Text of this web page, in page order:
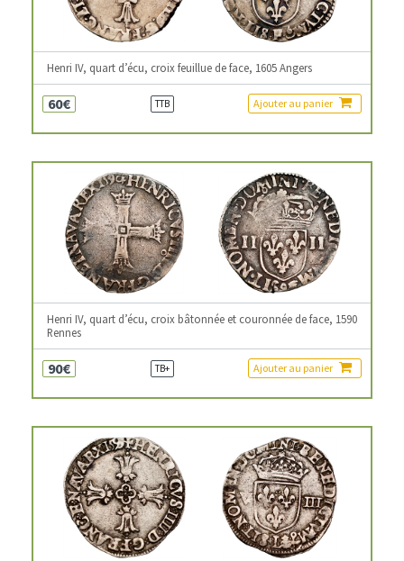
Henri IV, quart d’écu, croix feuillue de face, 1605 Angers
60€ TTB Ajouter au panier
Henri IV, quart d’écu, croix bâtonnée et couronnée de face, 1590
Rennes
90€ TB+ Ajouter au panier